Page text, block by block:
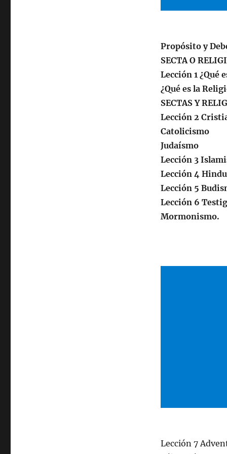
Propósito y
SECTA O
Lección 1 ¿Qué
¿Qué es la
SECTAS Y
Lección 2
Catolicismo
Judaísmo
Lección 3
Lección 4
Lección 5
Lección 6
Mormonismo.
Lección 7